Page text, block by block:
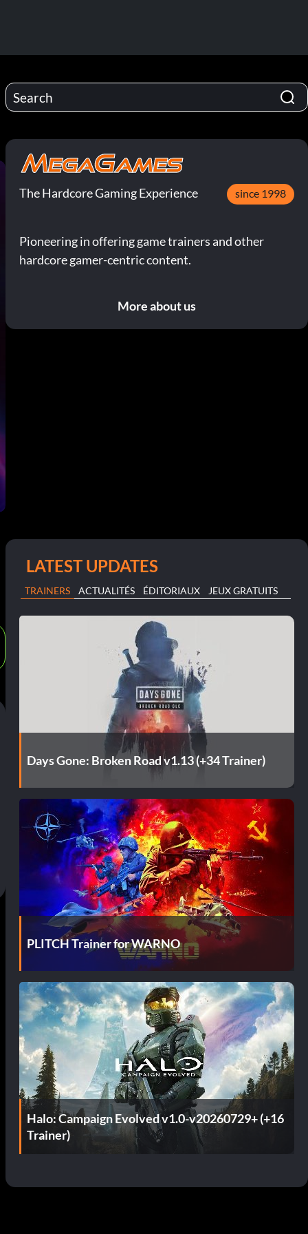
The Hardcore Gaming Experience since 1998
Pioneering in offering game trainers and other
hardcore gamer-centric content.
More about us
LATEST UPDATES
TRAINERS ACTUALITÉS ÉDITORIAUX JEUX GRATUITS
Days Gone: Broken Road v1.13 (+34 Trainer)
PLITCH Trainer for WARNO
Halo: Campaign Evolved v1.0-v20260729+ (+16
Trainer)